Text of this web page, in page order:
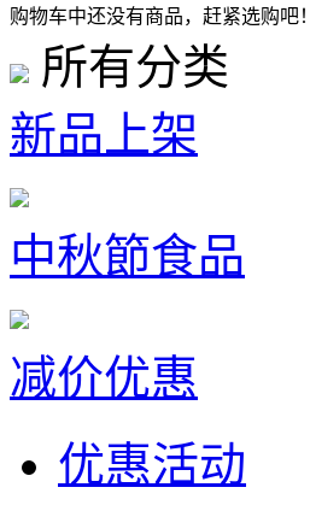
购物车中还没有商品，赶紧选购吧！
所有分类
新品上架
中秋節食品
减价优惠
优惠活动